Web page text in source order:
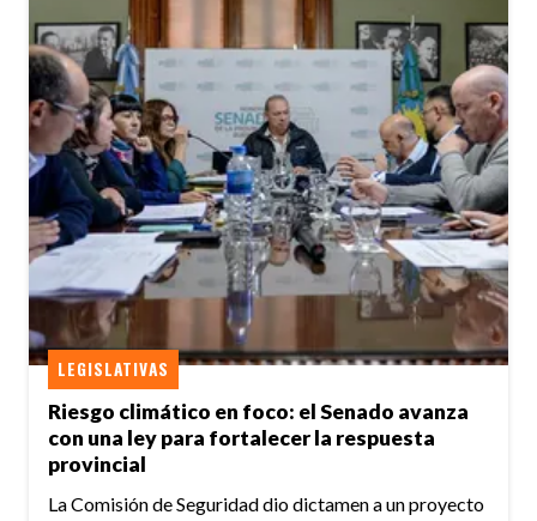
Riesgo climático en foco: el Senado avanza
con una ley para fortalecer la respuesta
provincial
LEGISLATIVAS
La Comisión de Seguridad dio dictamen a un proyecto